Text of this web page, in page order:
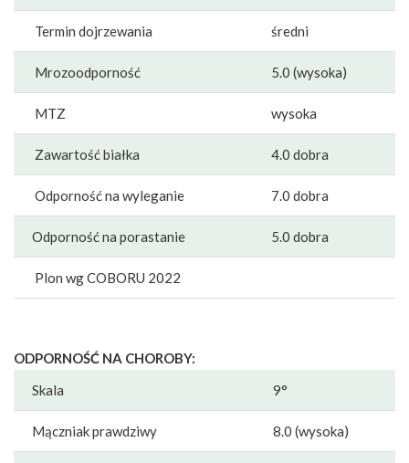
Termin dojrzewania średni
Mrozoodporność 5.0 (wysoka)
MTZ wysoka
Zawartość białka 4.0 dobra
Odporność na wyleganie 7.0 dobra
Odporność na porastanie 5.0 dobra
Plon wg COBORU 2022
ODPORNOŚĆ NA CHOROBY:
Skala
9°
Mączniak prawdziwy 8.0 (wysoka)